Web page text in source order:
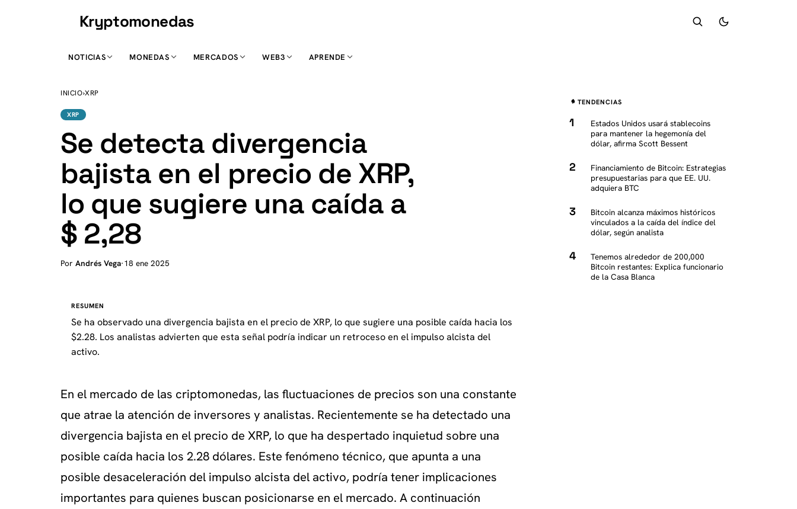
Kryptomonedas
NOTICIAS MONEDAS MERCADOS WEB3 APRENDE
INICIO›XRP
XRP
Se detecta divergencia
bajista en el precio de XRP,
lo que sugiere una caída a
$ 2,28
Por Andrés Vega·18 ene 2025
RESUMEN
Se ha observado una divergencia bajista en el precio de XRP, lo que sugiere una posible caída hacia los
$2.28. Los analistas advierten que esta señal podría indicar un retroceso en el impulso alcista del
activo.
En el mercado de las criptomonedas, las fluctuaciones de precios son una constante
que atrae la atención de inversores y analistas. Recientemente se ha detectado una
divergencia bajista en el precio de XRP, lo que ha despertado inquietud sobre una
posible caída hacia los 2.28 dólares. Este fenómeno técnico, que apunta a una
posible desaceleración del impulso alcista del activo, podría tener implicaciones
importantes para quienes buscan posicionarse en el mercado. A continuación
TENDENCIAS
Estados Unidos usará stablecoins
para mantener la hegemonía del
dólar, afirma Scott Bessent
Financiamiento de Bitcoin: Estrategias
presupuestarias para que EE. UU.
adquiera BTC
Bitcoin alcanza máximos históricos
vinculados a la caída del índice del
dólar, según analista
Tenemos alrededor de 200,000
Bitcoin restantes: Explica funcionario
de la Casa Blanca